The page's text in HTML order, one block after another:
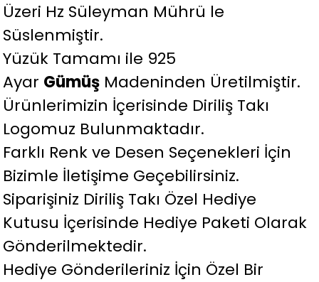
Üzeri Hz Süleyman Mührü le
Süslenmiştir.
Yüzük Tamamı ile 925
Ayar Gümüş Madeninden Üretilmiştir.
Ürünlerimizin İçerisinde Diriliş Takı
Logomuz Bulunmaktadır.
Farklı Renk ve Desen Seçenekleri İçin
Bizimle İletişime Geçebilirsiniz.
Siparişiniz Diriliş Takı Özel Hediye
Kutusu İçerisinde Hediye Paketi Olarak
Gönderilmektedir.
Hediye Gönderileriniz İçin Özel Bir